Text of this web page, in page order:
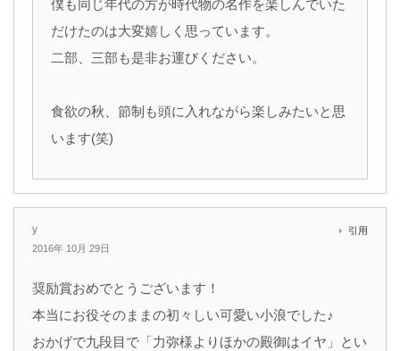
僕も同じ年代の方が時代物の名作を楽しんでいた
だけたのは大変嬉しく思っています。
二部、三部も是非お運びください。
食欲の秋、節制も頭に入れながら楽しみたいと思
います(笑)
y
2016年 10月 29日
引用
奨励賞おめでとうございます！
本当にお役そのままの初々しい可愛い小浪でした♪
おかげで九段目で「力弥様よりほかの殿御はイヤ」とい